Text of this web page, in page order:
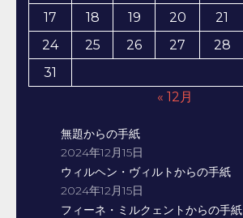
17
18 19 20 21
24
25 26 27 28
31
« 12月
無題からの手紙
2024年12月15日
ウィルヘン・ヴィルトからの手紙
2024年12月15日
フィーネ・ミルクェントからの手紙